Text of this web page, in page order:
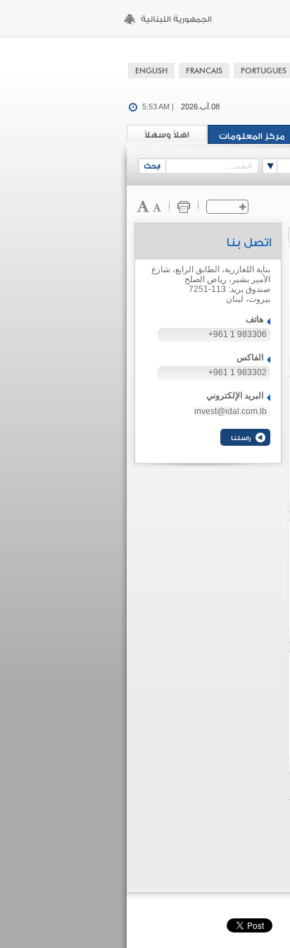
08.آب.2026 5:53 AM |
اهلاً وسهلاً مركز المعلومات
اتصل بنا
بناية اللعازرية، الطابق الرابع، شارع
الأمير بشير، رياض الصلح
صندوق بريد: 113-7251
بيروت، لبنان
هاتف
+961 1 983306
الفاكس
+961 1 983302
البريد الإلكتروني
invest@idal.com.lb